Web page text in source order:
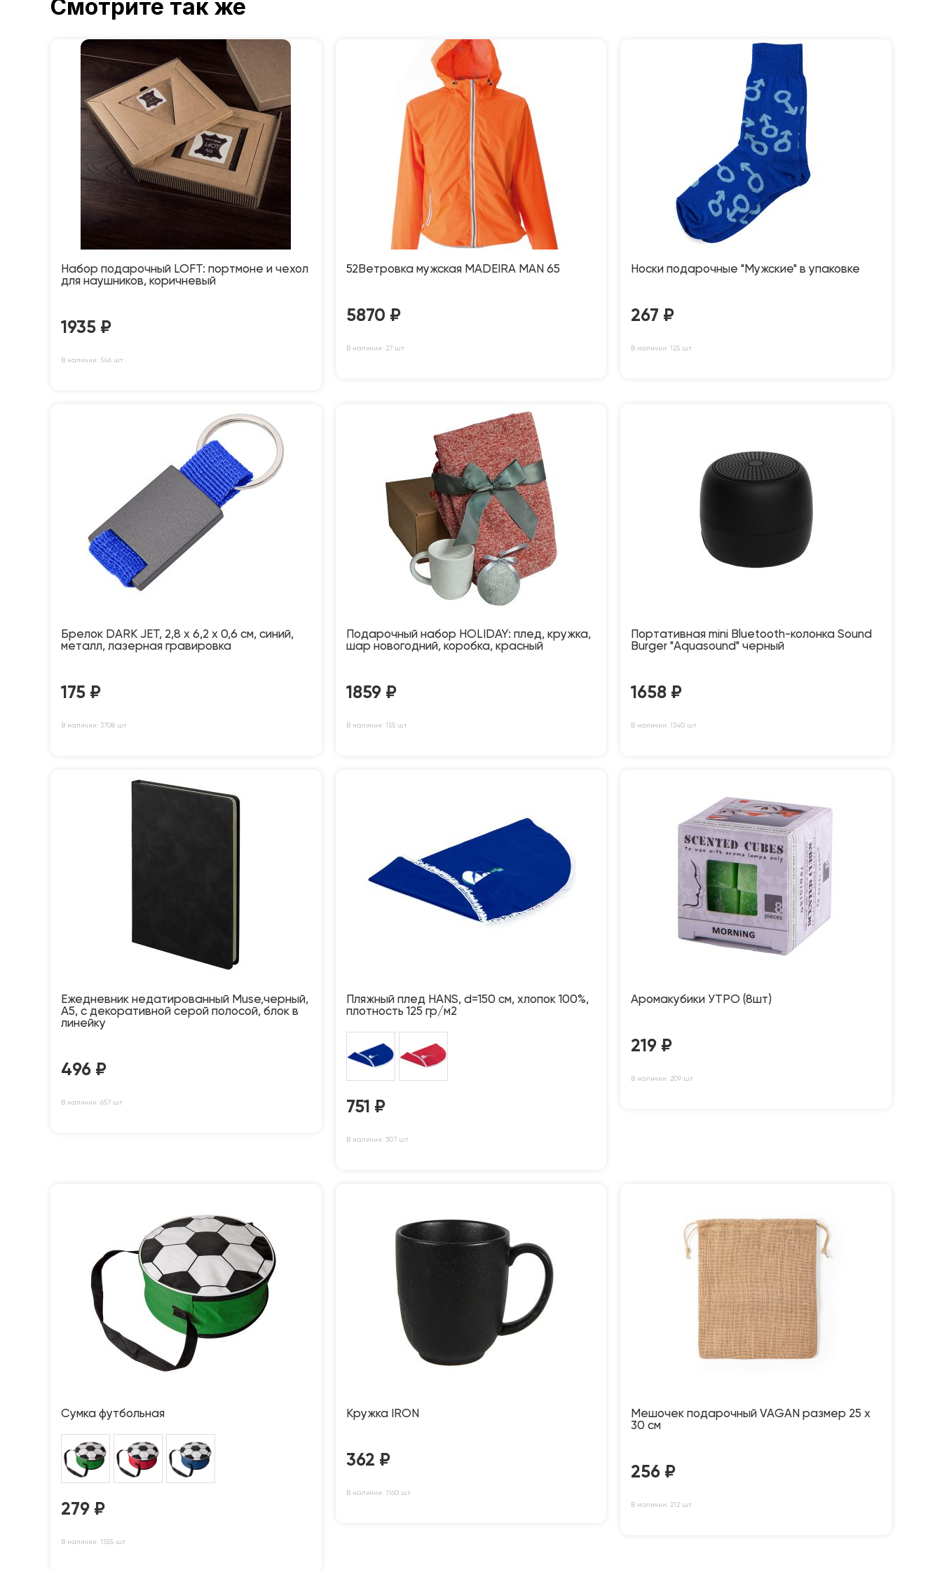
Смотрите так же
Набор подарочный LOFT: портмоне и чехол
для наушников, коричневый
1935 ₽
В наличии: 546 шт
52Ветровка мужская MADEIRA MAN 65
5870 ₽
В наличии: 27 шт
Носки подарочные "Мужские" в упаковке
267 ₽
В наличии: 125 шт
Брелок DARK JET, 2,8 x 6,2 x 0,6 см, синий,
металл, лазерная гравировка
175 ₽
В наличии: 3708 шт
Подарочный набор HOLIDAY: плед, кружка,
шар новогодний, коробка, красный
1859 ₽
В наличии: 155 шт
Портативная mini Bluetooth-колонка Sound
Burger "Aquasound" черный
1658 ₽
В наличии: 1340 шт
Ежедневник недатированный Muse,черный,
А5, с декоративной серой полосой, блок в
линейку
496 ₽
В наличии: 657 шт
Пляжный плед HANS, d=150 см, хлопок 100%,
плотность 125 гр/м2
751 ₽
В наличии: 307 шт
Аромакубики УТРО (8шт)
219 ₽
В наличии: 209 шт
Сумка футбольная
279 ₽
В наличии: 1355 шт
Кружка IRON
362 ₽
В наличии: 1160 шт
Мешочек подарочный VAGAN размер 25 х
30 см
256 ₽
В наличии: 212 шт